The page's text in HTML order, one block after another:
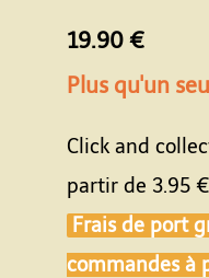
19.90 €
Plus qu'un
Click and
partir de 3.95 €
Frais de port
commandes à